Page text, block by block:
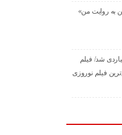
به روایت من»
شد/ فیلم
فیلم نوروزی